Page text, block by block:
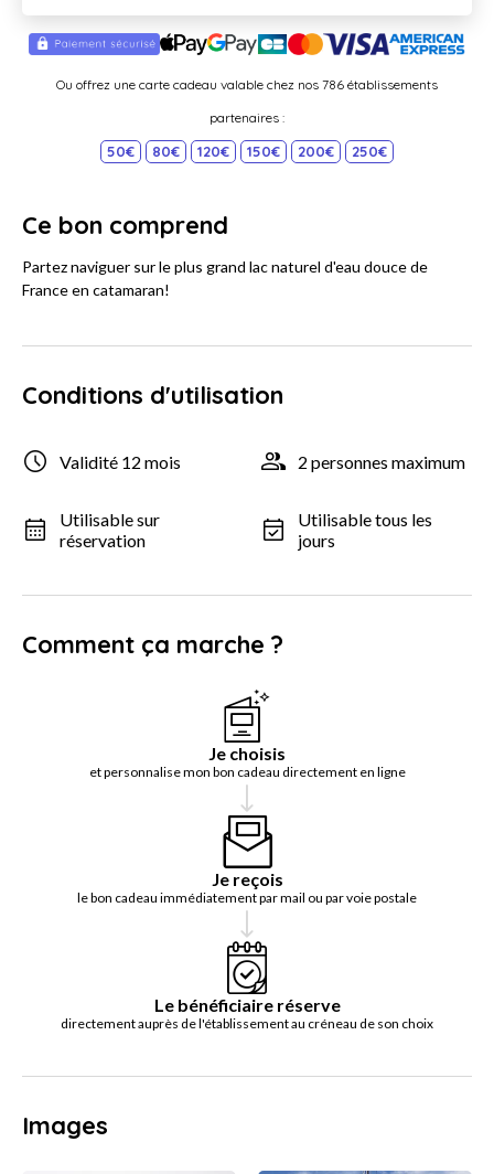
Ou offrez une carte cadeau valable chez nos 786 établissements
partenaires :
50€ 80€ 120€ 150€ 200€ 250€
Ce bon comprend
Partez naviguer sur le plus grand lac naturel d'eau douce de
France en catamaran!
Conditions d'utilisation
Validité 12 mois 2 personnes maximum
Utilisable sur
réservation
Utilisable tous les
jours
Comment ça marche ?
Je choisis
et personnalise mon bon cadeau directement en ligne
Je reçois
le bon cadeau immédiatement par mail ou par voie postale
Le bénéficiaire réserve
directement auprès de l'établissement au créneau de son choix
Images